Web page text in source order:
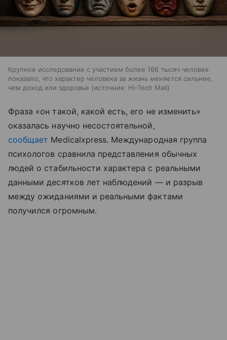
Крупное исследование с участием более 166 тысяч человек
показало, что характер человека за жизнь меняется сильнее,
чем доход или здоровье
источник: Hi-Tech Mail
Фраза «он такой, какой есть, его не изменить»
оказалась научно несостоятельной,
сообщает Medicalxpress. Международная группа
психологов сравнила представления обычных
людей о стабильности характера с реальными
данными десятков лет наблюдений — и разрыв
между ожиданиями и реальными фактами
получился огромным.